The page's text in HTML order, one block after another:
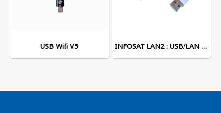
USB Wifi V.5 INFOSAT LAN2 : USB/LAN Adapter